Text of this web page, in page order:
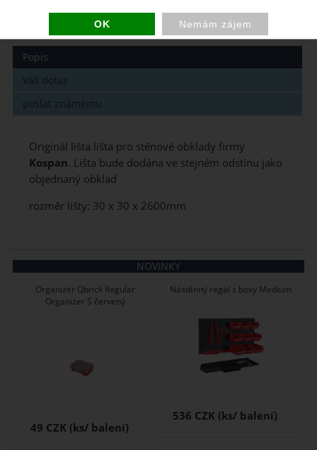
Hmotnost balení:
0.5 kg
Popis
Váš dotaz
poslat známému
Originál lišta lišta pro stěnové obklady firmy
Kospan. Lišta bude dodána ve stejném odstínu jako
objednaný obklad
rozměr lišty: 30 x 30 x 2600mm
NOVINKY
Organizér Qbrick Regular
Organizer S červený
49 CZK
Nástěnný regál s boxy Medium
536 CZK